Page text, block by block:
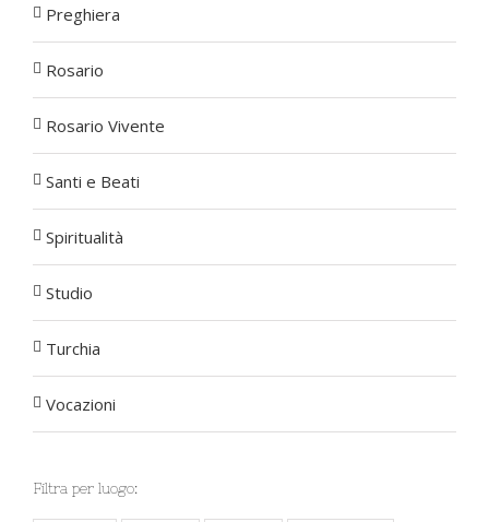
Preghiera
Rosario
Rosario Vivente
Santi e Beati
Spiritualità
Studio
Turchia
Vocazioni
Filtra per luogo: